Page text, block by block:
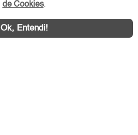
de Cookies.
Ok, Entendi!